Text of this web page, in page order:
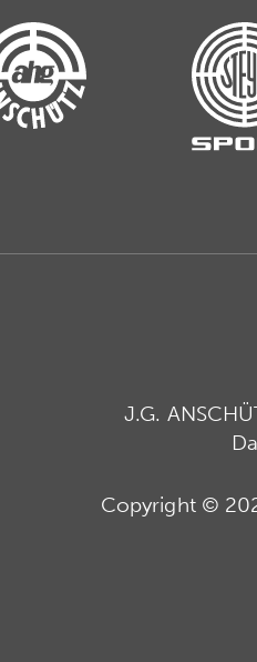
J.G.
Copyright ©